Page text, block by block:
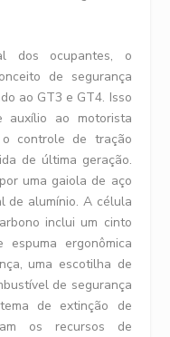
dos ocupantes, o
de segurança
ao GT3 e GT4. Isso
auxílio ao motorista
o controle de tração
de última geração.
uma gaiola de aço
de alumínio. A célula
inclui um cinto
ergonômica
uma escotilha de
de segurança
de extinção de
os recursos de